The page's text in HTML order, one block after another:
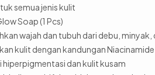
semua jenis kulit
Soap (1 Pcs)
wajah dan tubuh dari debu, minyak,
kulit dengan kandungan
hiperpigmentasi dan kulit kusam